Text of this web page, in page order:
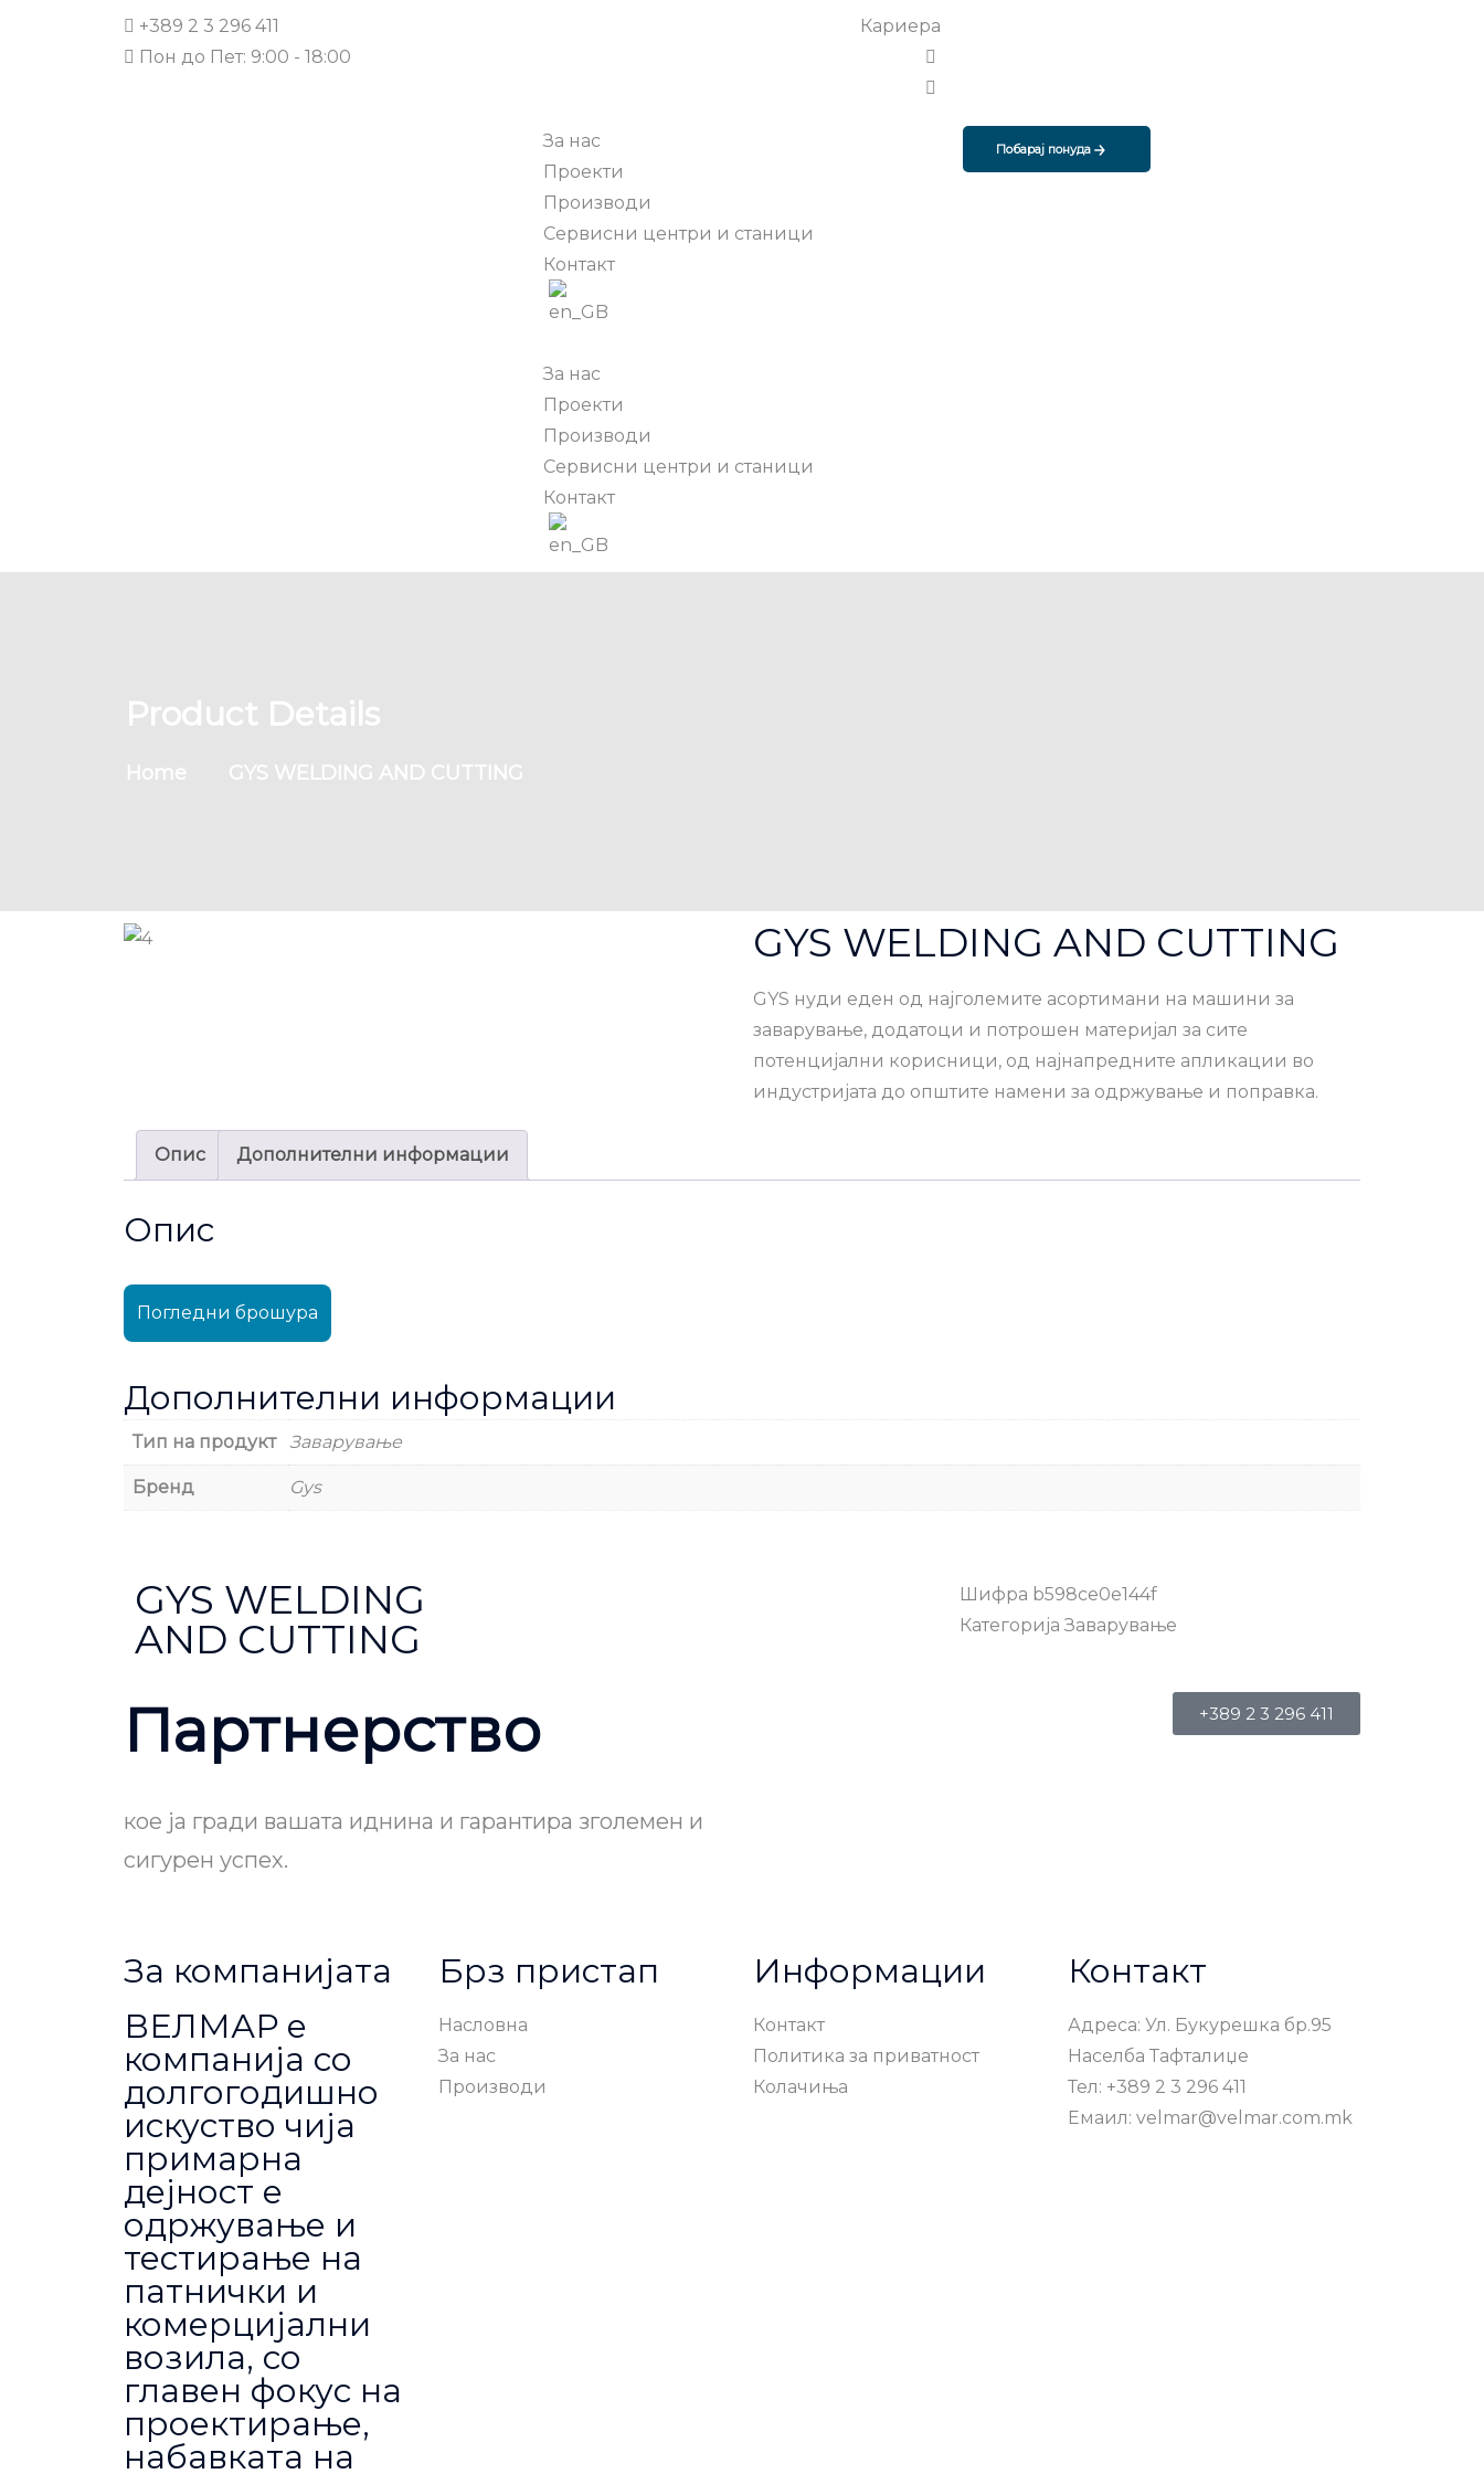
+389 2 3 296 411
Пон до Пет: 9:00 - 18:00
Кариера
За нас
Проекти
Производи
Сервисни центри и станици
Контакт
За нас
Проекти
Производи
Сервисни центри и станици
Контакт
Побарај понуда
Product Details
Home GYS WELDING AND CUTTING
GYS WELDING AND CUTTING
GYS нуди еден од најголемите асортимани на машини за
заварување, додатоци и потрошен материјал за сите
потенцијални корисници, од најнапредните апликации во
индустријата до општите намени за одржување и поправка.
Опис Дополнителни информации
Опис
Погледни брошура
Дополнителни информации
Тип на продукт Заварување
Бренд Gys
GYS WELDING
AND CUTTING
Шифра b598ce0e144f
Категорија Заварување
Партнерство
кое ја гради вашата иднина и гарантира зголемен и
сигурен успех.
+389 2 3 296 411
За компанијата
ВЕЛМАР е
компанија со
долгогодишно
искуство чија
примарна
дејност е
одржување и
тестирање на
патнички и
комерцијални
возила, со
главен фокус на
проектирање,
набавката на
Брз пристап
Насловна
За нас
Производи
Информации
Контакт
Политика за приватност
Колачиња
Контакт
Адреса: Ул. Букурешка бр.95
Населба Тафталиџе
Тел: +389 2 3 296 411
Емаил: velmar@velmar.com.mk